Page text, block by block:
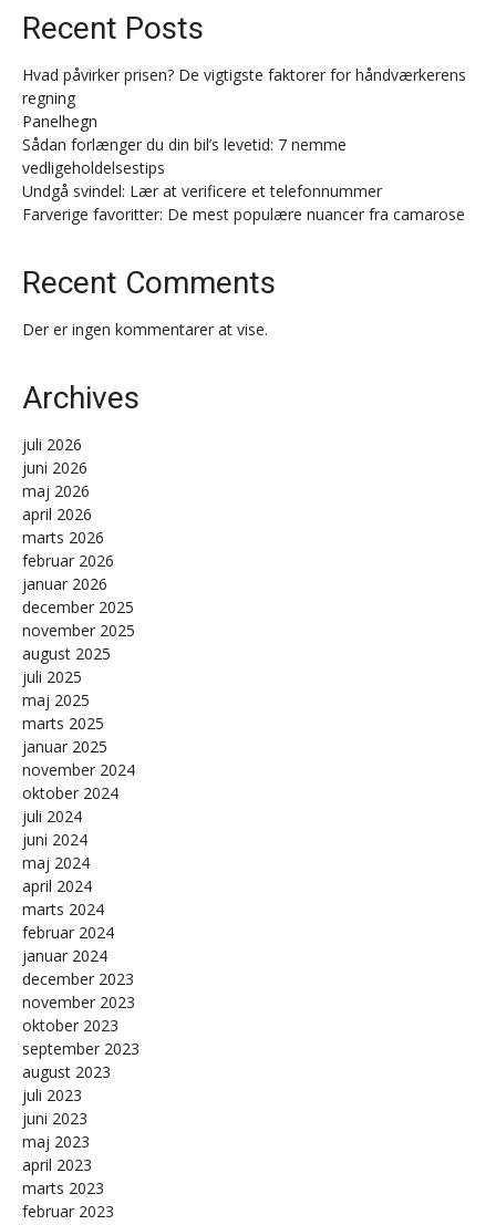
Recent Posts
Hvad påvirker prisen? De vigtigste faktorer for håndværkerens
regning
Panelhegn
Sådan forlænger du din bil’s levetid: 7 nemme
vedligeholdelsestips
Undgå svindel: Lær at verificere et telefonnummer
Farverige favoritter: De mest populære nuancer fra camarose
Recent Comments
Der er ingen kommentarer at vise.
Archives
juli 2026
juni 2026
maj 2026
april 2026
marts 2026
februar 2026
januar 2026
december 2025
november 2025
august 2025
juli 2025
maj 2025
marts 2025
januar 2025
november 2024
oktober 2024
juli 2024
juni 2024
maj 2024
april 2024
marts 2024
februar 2024
januar 2024
december 2023
november 2023
oktober 2023
september 2023
august 2023
juli 2023
juni 2023
maj 2023
april 2023
marts 2023
februar 2023